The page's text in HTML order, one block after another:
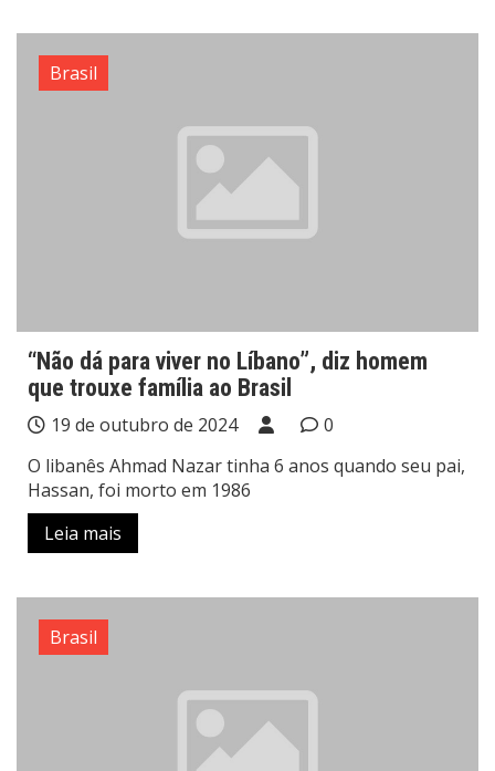
Brasil
“Não dá para viver no Líbano”, diz homem
que trouxe família ao Brasil
19 de outubro de 2024
0
O libanês Ahmad Nazar tinha 6 anos quando seu pai,
Hassan, foi morto em 1986
Leia mais
Brasil